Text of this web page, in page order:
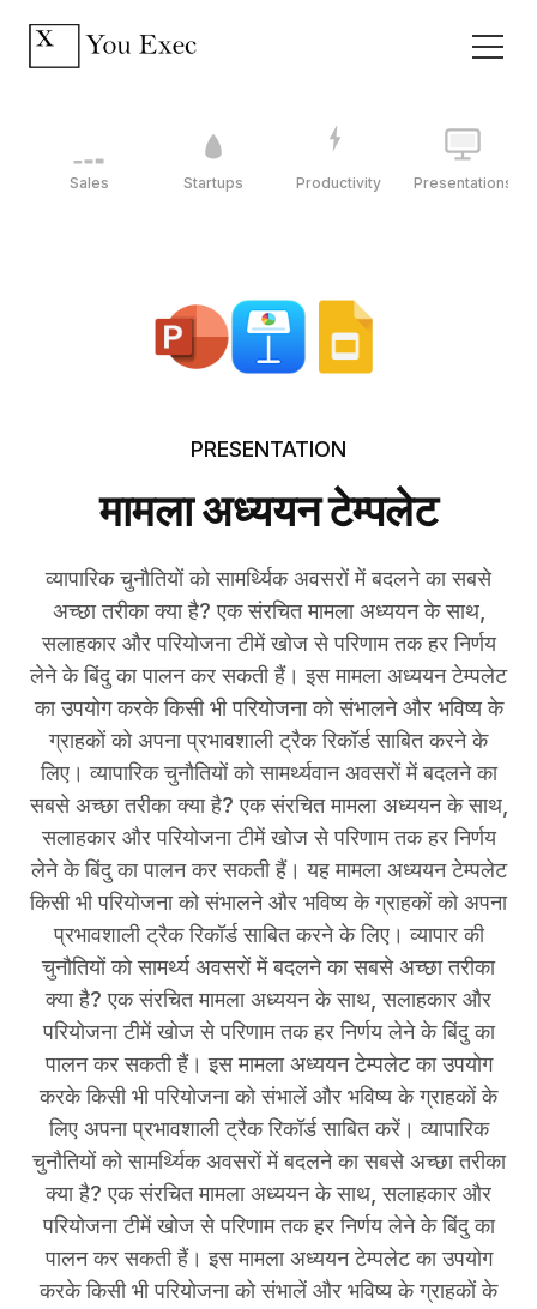
Sales Startups Productivity Presentations
PRESENTATION
मामला अध्ययन टेम्पलेट
व्यापारिक चुनौतियों को सामर्थ्यिक अवसरों में बदलने का सबसे
अच्छा तरीका क्या है? एक संरचित मामला अध्ययन के साथ,
सलाहकार और परियोजना टीमें खोज से परिणाम तक हर निर्णय
लेने के बिंदु का पालन कर सकती हैं। इस मामला अध्ययन टेम्पलेट
का उपयोग करके किसी भी परियोजना को संभालने और भविष्य के
ग्राहकों को अपना प्रभावशाली ट्रैक रिकॉर्ड साबित करने के
लिए। व्यापारिक चुनौतियों को सामर्थ्यवान अवसरों में बदलने का
सबसे अच्छा तरीका क्या है? एक संरचित मामला अध्ययन के साथ,
सलाहकार और परियोजना टीमें खोज से परिणाम तक हर निर्णय
लेने के बिंदु का पालन कर सकती हैं। यह मामला अध्ययन टेम्पलेट
किसी भी परियोजना को संभालने और भविष्य के ग्राहकों को अपना
प्रभावशाली ट्रैक रिकॉर्ड साबित करने के लिए। व्यापार की
चुनौतियों को सामर्थ्य अवसरों में बदलने का सबसे अच्छा तरीका
क्या है? एक संरचित मामला अध्ययन के साथ, सलाहकार और
परियोजना टीमें खोज से परिणाम तक हर निर्णय लेने के बिंदु का
पालन कर सकती हैं। इस मामला अध्ययन टेम्पलेट का उपयोग
करके किसी भी परियोजना को संभालें और भविष्य के ग्राहकों के
लिए अपना प्रभावशाली ट्रैक रिकॉर्ड साबित करें। व्यापारिक
चुनौतियों को सामर्थ्यिक अवसरों में बदलने का सबसे अच्छा तरीका
क्या है? एक संरचित मामला अध्ययन के साथ, सलाहकार और
परियोजना टीमें खोज से परिणाम तक हर निर्णय लेने के बिंदु का
पालन कर सकती हैं। इस मामला अध्ययन टेम्पलेट का उपयोग
करके किसी भी परियोजना को संभालें और भविष्य के ग्राहकों के